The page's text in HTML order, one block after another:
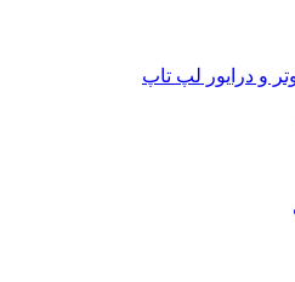
و درایور لپ تاپ